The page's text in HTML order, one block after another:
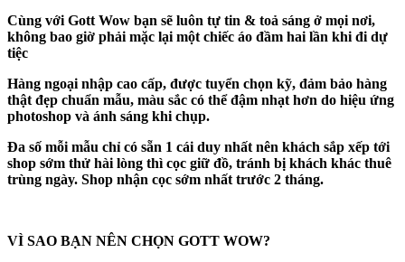
Cùng với Gott Wow bạn sẽ luôn tự tin & toả sáng ở mọi nơi,
không bao giờ phải mặc lại một chiếc áo đầm hai lần khi đi dự
tiệc
Hàng ngoại nhập cao cấp, được tuyển chọn kỹ, đảm bảo hàng
thật đẹp chuẩn mẫu, màu sắc có thể đậm nhạt hơn do hiệu ứng
photoshop và ánh sáng khi chụp.
Đa số mỗi mẫu chỉ có sẵn 1 cái duy nhất nên khách sắp xếp tới
shop sớm thử hài lòng thì cọc giữ đồ, tránh bị khách khác thuê
trùng ngày. Shop nhận cọc sớm nhất trước 2 tháng.
VÌ SAO BẠN NÊN CHỌN GOTT WOW?